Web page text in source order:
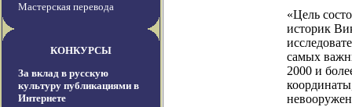
Мастерская перевода
КОНКУРСЫ
За вклад в русскую
культуру публикациями в
Интернете
«Цель
историк
самых
2000 и